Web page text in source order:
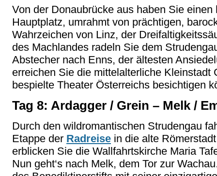
Von der Donaubrücke aus haben Sie
Hauptplatz, umrahmt von prächtigen,
Wahrzeichen von Linz, der
des Machlandes radeln Sie dem
Abstecher nach Enns, der ältesten
erreichen Sie die mittelalterliche Kleinstadt
bespielte Theater Österreichs besichtigen
Tag 8: Ardagger / Grein – Melk /
Durch den wildromantischen Strudengau
Etappe der Radreise in die alte
erblicken Sie die Wallfahrtskirche Maria
Nun geht‘s nach Melk, dem Tor zur